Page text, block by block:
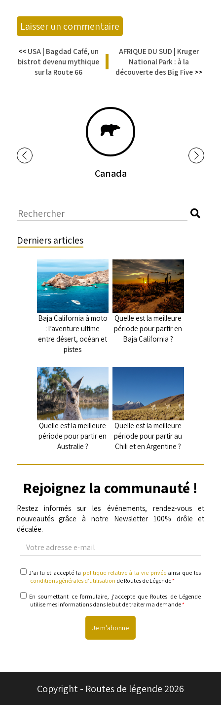
<< USA | Bagdad Café, un
bistrot devenu mythique
sur la Route 66
AFRIQUE DU SUD | Kruger
National Park : à la
découverte des Big Five >>
Canada
Derniers articles
Baja California à moto
: l’aventure ultime
entre désert, océan et
pistes
Quelle est la meilleure
période pour partir en
Baja California ?
Quelle est la meilleure
période pour partir en
Australie ?
Quelle est la meilleure
période pour partir au
Chili et en Argentine ?
Rejoignez la communauté !
Restez informés sur les événements, rendez-vous et
nouveautés grâce à notre Newsletter 100% drôle et
décalée.
adresse
e-
politique
relative
la
J'ai lu et accepté la politique relative à la vie privéeainsi que les
conditions générales d'utilisation de Routes de Légende*
informations
En soumettant ce formulaire, j'accepte que Routes de Légende
utilise mes informations dans le but de traiter ma demande*
Copyright - Routes de légende 2026